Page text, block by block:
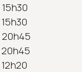
20h45